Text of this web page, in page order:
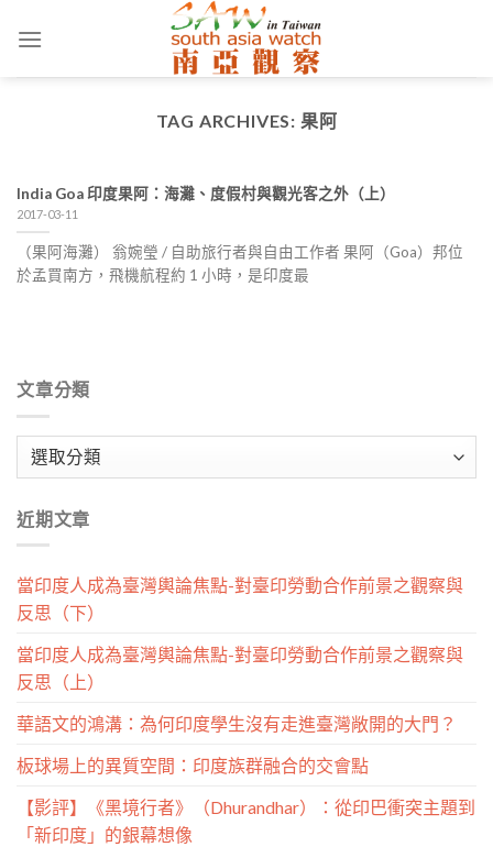
TAG ARCHIVES: 果阿
India Goa 印度果阿：海灘、度假村與觀光客之外（上）
2017-03-11
（果阿海灘） 翁婉瑩 / 自助旅行者與自由工作者 果阿（Goa）邦位
於孟買南方，飛機航程約 1 小時，是印度最
文章分類
類
近期文章
當印度人成為臺灣輿論焦點-對臺印勞動合作前景之觀察與
反思（下）
當印度人成為臺灣輿論焦點-對臺印勞動合作前景之觀察與
反思（上）
華語文的鴻溝：為何印度學生沒有走進臺灣敞開的大門？
板球場上的異質空間：印度族群融合的交會點
【影評】《黑境行者》（Dhurandhar）：從印巴衝突主題到
「新印度」的銀幕想像